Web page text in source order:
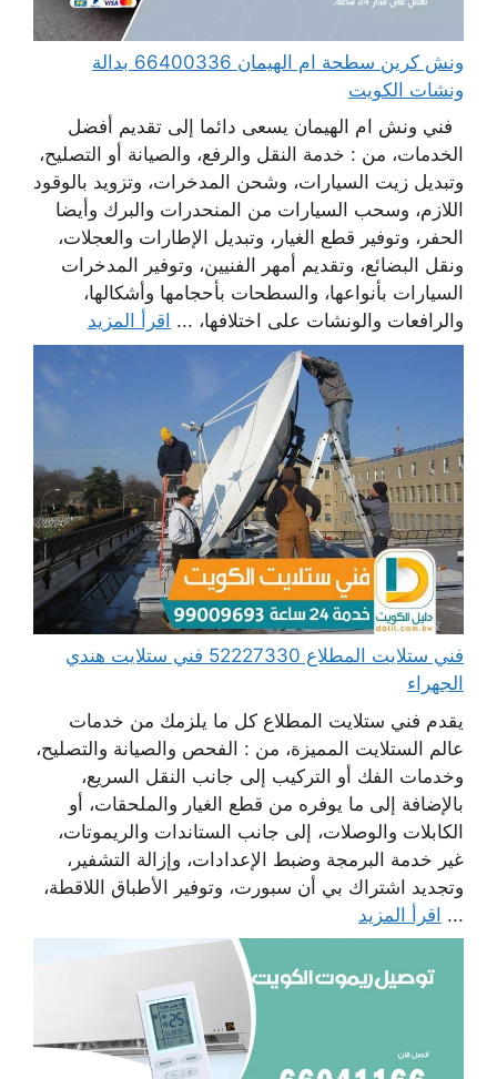
ونش كرين سطحة ام الهيمان 66400336 بدالة
ونشات الكويت
فني ونش ام الهيمان يسعى دائما إلى تقديم أفضل
الخدمات، من : خدمة النقل والرفع، والصيانة أو التصليح،
وتبديل زيت السيارات، وشحن المدخرات، وتزويد بالوقود
اللازم، وسحب السيارات من المنحدرات والبرك وأيضا
الحفر، وتوفير قطع الغيار، وتبديل الإطارات والعجلات،
ونقل البضائع، وتقديم أمهر الفنيين، وتوفير المدخرات
السيارات بأنواعها، والسطحات بأحجامها وأشكالها،
والرافعات والونشات على اختلافها، ... اقرأ المزيد
فني ستلايت المطلاع 52227330 فني ستلايت هندي
الجهراء
يقدم فني ستلايت المطلاع كل ما يلزمك من خدمات
عالم الستلايت المميزة، من : الفحص والصيانة والتصليح،
وخدمات الفك أو التركيب إلى جانب النقل السريع،
بالإضافة إلى ما يوفره من قطع الغيار والملحقات، أو
الكابلات والوصلات، إلى جانب الستاندات والريموتات،
غير خدمة البرمجة وضبط الإعدادات، وإزالة التشفير،
وتجديد اشتراك بي أن سبورت، وتوفير الأطباق اللاقطة،
... اقرأ المزيد